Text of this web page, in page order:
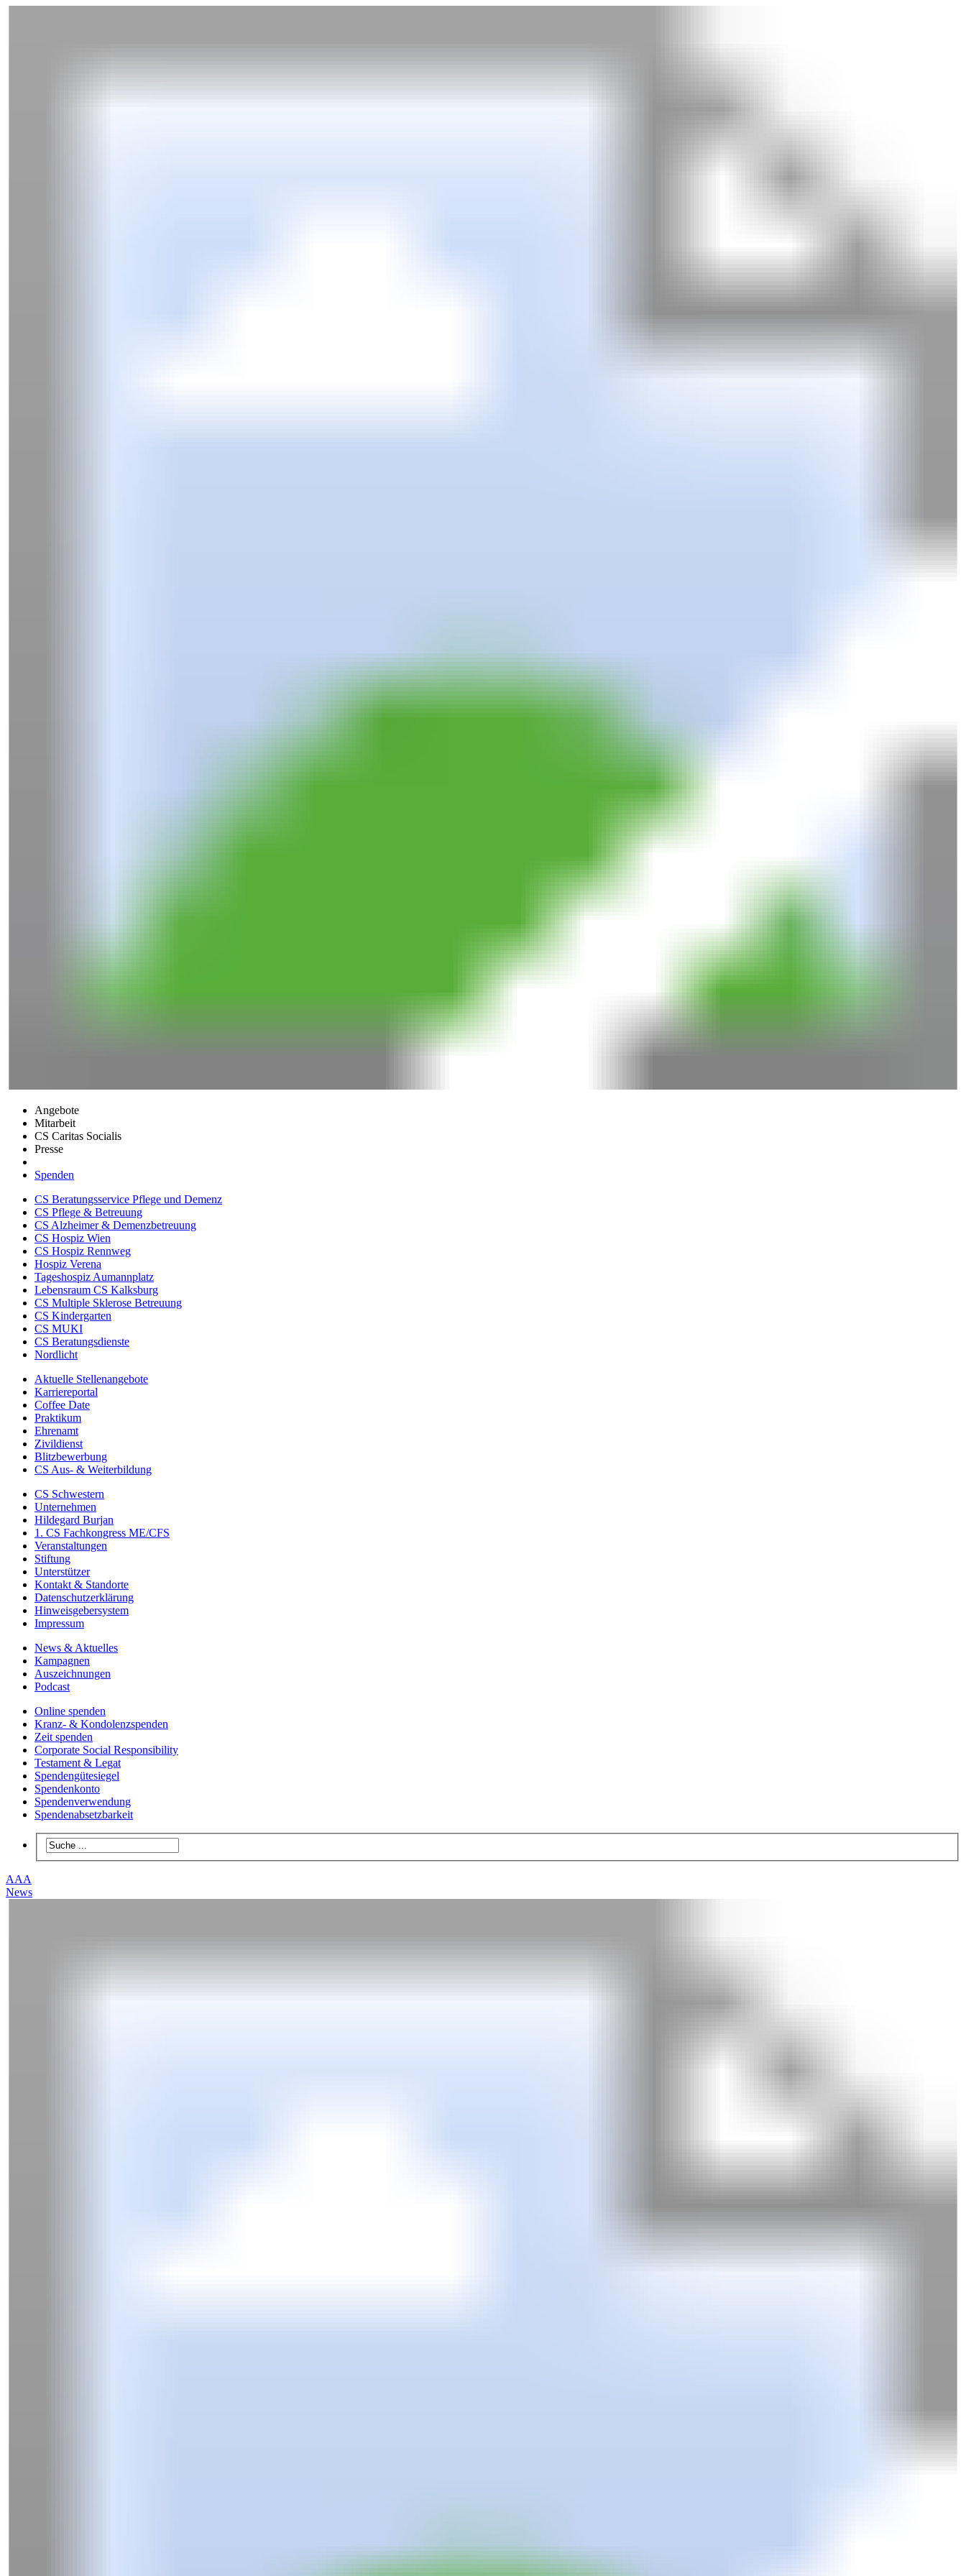
Angebote
Mitarbeit
CS Caritas Socialis
Presse
Spenden
CS Beratungsservice Pflege und Demenz
CS Pflege & Betreuung
CS Alzheimer & Demenzbetreuung
CS Hospiz Wien
CS Hospiz Rennweg
Hospiz Verena
Tageshospiz Aumannplatz
Lebensraum CS Kalksburg
CS Multiple Sklerose Betreuung
CS Kindergarten
CS MUKI
CS Beratungsdienste
Nordlicht
Aktuelle Stellenangebote
Karriereportal
Coffee Date
Praktikum
Ehrenamt
Zivildienst
Blitzbewerbung
CS Aus- & Weiterbildung
CS Schwestern
Unternehmen
Hildegard Burjan
1. CS Fachkongress ME/CFS
Veranstaltungen
Stiftung
Unterstützer
Kontakt & Standorte
Datenschutzerklärung
Hinweisgebersystem
Impressum
News & Aktuelles
Kampagnen
Auszeichnungen
Podcast
Online spenden
Kranz- & Kondolenzspenden
Zeit spenden
Corporate Social Responsibility
Testament & Legat
Spendengütesiegel
Spendenkonto
Spendenverwendung
Spendenabsetzbarkeit
AAA
News